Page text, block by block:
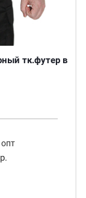
тк.футер в